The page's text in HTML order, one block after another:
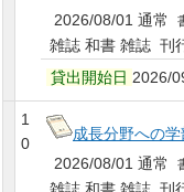
2026/08/01 通常
雑誌 和書 雑誌
貸出開始日 2026/
1
0
成長分野への
2026/08/01 通常